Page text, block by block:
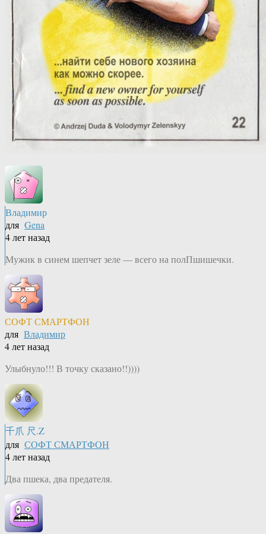
Владимир
для Gena
4 лет назад
Мужик в синем шепчет зеле — всего на полПшишечки.
СОФТ СМАРТФОН
для Владимир
4 лет назад
Улыбнуло!!! В точку сказано!!))))
千爪 尺.Z
для СОФТ СМАРТФОН
4 лет назад
Два пшека, два предателя.